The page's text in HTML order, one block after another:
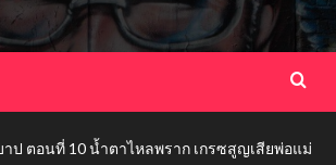
าป ตอนที่ 10 น้ำตาไหลพราก เกรซสูญเสียพ่อแม่